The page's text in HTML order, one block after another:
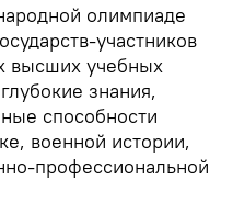
олимпиаде
участников
высших учебных
знания,
способности
военной истории,
профессиональной